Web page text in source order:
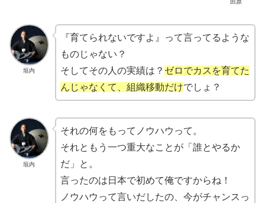
田原
垣内
『育てられないですよ』って言ってるような
ものじゃない？
そしてその人の実績は？ ゼロでカスを育てた
んじゃなくて、組織移動だけでしょ？
垣内
それの何をもってノウハウって。
それともう一つ重大なことが「誰とやるか
だ」と。
言ったのは日本で初めて俺ですからね！
ノウハウって言いだしたの、今がチャンスっ